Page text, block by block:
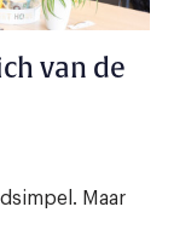
van de
Maar